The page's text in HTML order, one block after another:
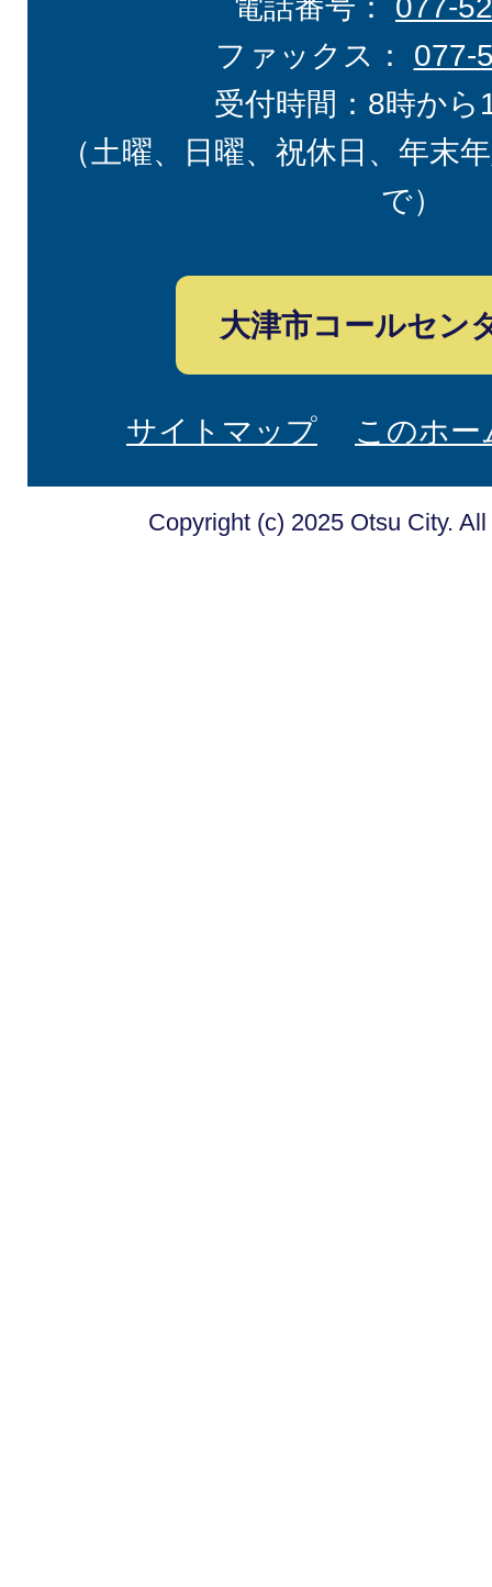
ファックス： 077-
受付時間：8時から
（土曜、日曜、祝休日、年末
で）
大津市コールセン
サイトマップ このホ
Copyright (c) 2025 Otsu City.